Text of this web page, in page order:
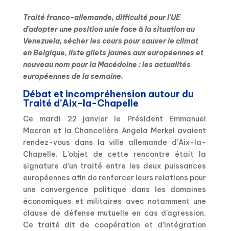
Traité franco-allemande, difficulté pour l’UE
d’adopter une position unie face à la situation au
Venezuela, sécher les cours pour sauver le climat
en Belgique, liste gilets jaunes aux européennes et
nouveau nom pour la Macédoine : les actualités
européennes de la semaine.
Débat et incompréhension autour du
Traité d’Aix-la-Chapelle
Ce mardi 22 janvier le Président Emmanuel
Macron et la Chancelière Angela Merkel avaient
rendez-vous dans la ville allemande d’Aix-la-
Chapelle. L’objet de cette rencontre était la
signature d’un traité entre les deux puissances
européennes afin de renforcer leurs relations pour
une convergence politique dans les domaines
économiques et militaires avec notamment une
clause de défense mutuelle en cas d’agression.
Ce traité dit de coopération et d’intégration